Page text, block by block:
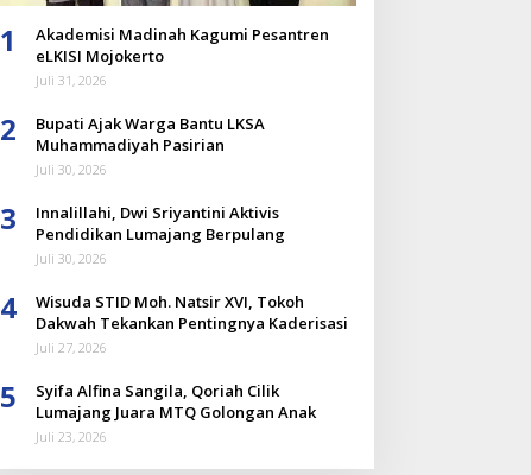
1
Akademisi Madinah Kagumi Pesantren
eLKISI Mojokerto
Juli 31, 2026
2
Bupati Ajak Warga Bantu LKSA
Muhammadiyah Pasirian
Juli 30, 2026
3
Innalillahi, Dwi Sriyantini Aktivis
Pendidikan Lumajang Berpulang
Juli 30, 2026
4
Wisuda STID Moh. Natsir XVI, Tokoh
Dakwah Tekankan Pentingnya Kaderisasi
Juli 27, 2026
5
Syifa Alfina Sangila, Qoriah Cilik
Lumajang Juara MTQ Golongan Anak
Juli 23, 2026